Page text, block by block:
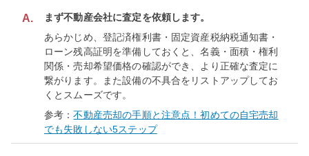
A.
まず不動産会社に査定を依頼します。
あらかじめ、登記済権利書・固定資産税納税通知書・
ローン残高証明を準備しておくと、名義・面積・権利
関係・売却希望価格の確認ができ、より正確な査定に
繋がります。また設備の不具合をリストアップしてお
くとスムーズです。
参考：不動産売却の手順と注意点！初めての自宅売却
でも失敗しない5ステップ